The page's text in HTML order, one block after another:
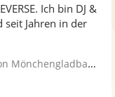
Fotos
Ich bin DJ &
Jahren in der
Mönchengladbach